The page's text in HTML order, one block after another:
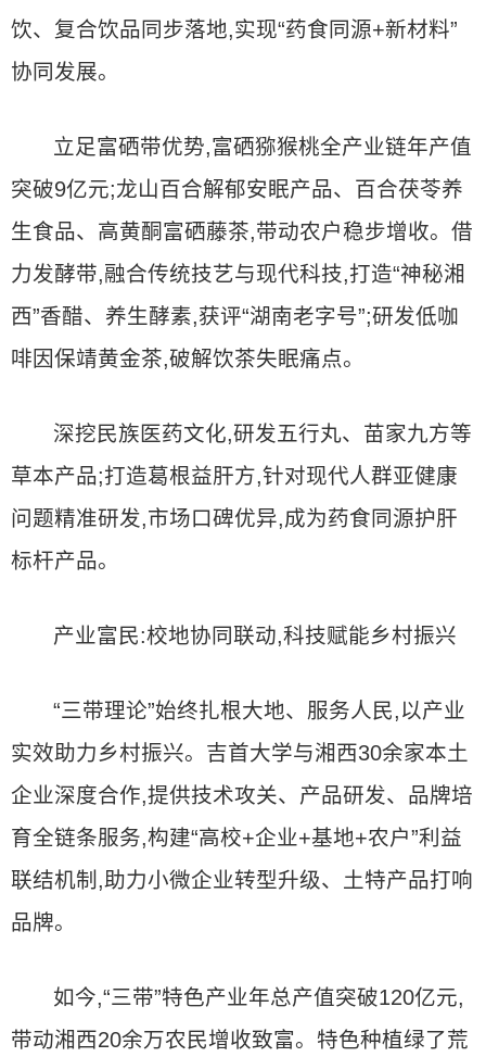
饮、复合饮品同步落地,实现“药食同源+新材料”
协同发展。
立足富硒带优势,富硒猕猴桃全产业链年产值
突破9亿元;龙山百合解郁安眠产品、百合茯苓养
生食品、高黄酮富硒藤茶,带动农户稳步增收。借
力发酵带,融合传统技艺与现代科技,打造“神秘湘
西”香醋、养生酵素,获评“湖南老字号”;研发低咖
啡因保靖黄金茶,破解饮茶失眠痛点。
深挖民族医药文化,研发五行丸、苗家九方等
草本产品;打造葛根益肝方,针对现代人群亚健康
问题精准研发,市场口碑优异,成为药食同源护肝
标杆产品。
产业富民:校地协同联动,科技赋能乡村振兴
“三带理论”始终扎根大地、服务人民,以产业
实效助力乡村振兴。吉首大学与湘西30余家本土
企业深度合作,提供技术攻关、产品研发、品牌培
育全链条服务,构建“高校+企业+基地+农户”利益
联结机制,助力小微企业转型升级、土特产品打响
品牌。
如今,“三带”特色产业年总产值突破120亿元,
带动湘西20余万农民增收致富。特色种植绿了荒